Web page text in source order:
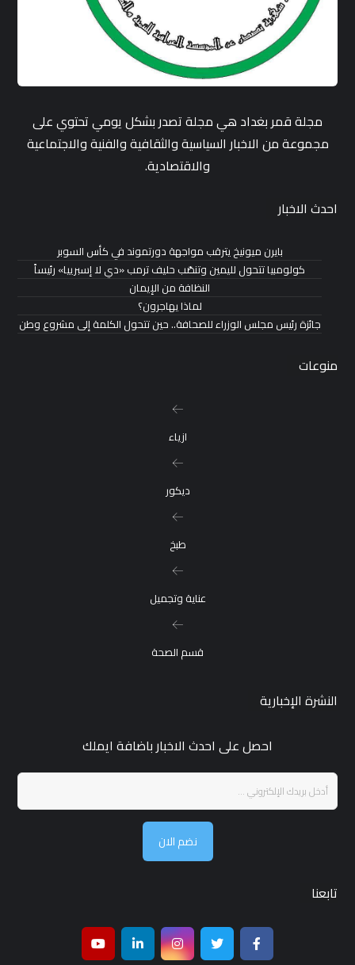
مجلة قمر بغداد هي مجلة تصدر بشكل يومي تحتوي على
مجموعة من الاخبار السياسية والثقافية والفنية والاجتماعية
والاقتصادية.
احدث الاخبار
بايرن ميونيخ يترقب مواجهة دورتموند في كأس السوبر
كولومبيا تتحول لليمين وتنصّب حليف ترمب «دي لا إسبرييا» رئيساً
النظافة من الإيمان
لماذا يهاجرون؟
جائزة رئيس مجلس الوزراء للصحافة.. حين تتحول الكلمة إلى مشروع وطن
منوعات
ازياء
ديكور
طبخ
عناية وتجميل
قسم الصحة
النشرة الإخبارية
احصل على احدث الاخبار باضافة ايملك
نضم الان
تابعنا